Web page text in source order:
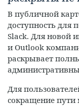
В публичной
доступность для
Slack. Для новой
и Outlook
раскрывает
Для
сокращение пути